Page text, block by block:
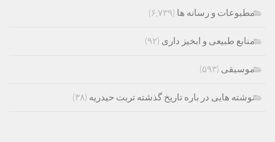
مطبوعات و رسانه ها (۶,۷۳۹)
منابع طبیعی و ابخیز داری (۹۲)
موسیقی (۵۹۳)
نوشته هایی در باره تاریخ گذشته تربت حیدریه (۳۸)